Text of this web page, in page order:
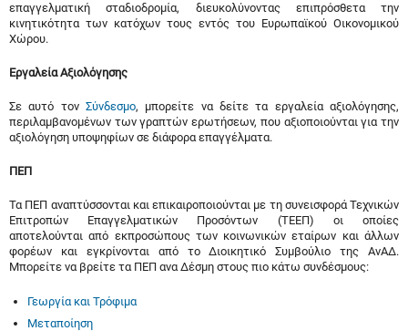
επαγγελματική σταδιοδρομία, διευκολύνοντας επιπρόσθετα την
κινητικότητα των κατόχων τους εντός του Ευρωπαϊκού Οικονομικού
Χώρου.
Εργαλεία Αξιολόγησης
Σε αυτό τον Σύνδεσμο, μπορείτε να δείτε τα εργαλεία αξιολόγησης,
περιλαμβανομένων των γραπτών ερωτήσεων, που αξιοποιούνται για την
αξιολόγηση υποψηφίων σε διάφορα επαγγέλματα.
ΠΕΠ
Τα ΠΕΠ αναπτύσσονται και επικαιροποιούνται με τη συνεισφορά Τεχνικών
Επιτροπών Επαγγελματικών Προσόντων (ΤΕΕΠ) οι οποίες
αποτελούνται από εκπροσώπους των κοινωνικών εταίρων και άλλων
φορέων και εγκρίνονται από το Διοικητικό Συμβούλιο της ΑνΑΔ.
Μπορείτε να βρείτε τα ΠΕΠ ανα Δέσμη στους πιο κάτω συνδέσμους:
Γεωργία και Τρόφιμα
Μεταποίηση